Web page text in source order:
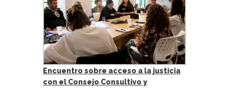
Encuentro sobre acceso a la justicia
con el Consejo Consultivo y